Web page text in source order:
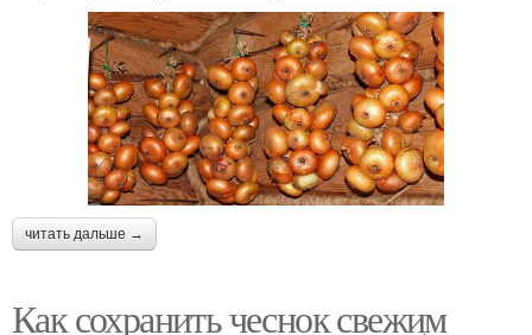
читать дальше →
Как сохранить чеснок свежим